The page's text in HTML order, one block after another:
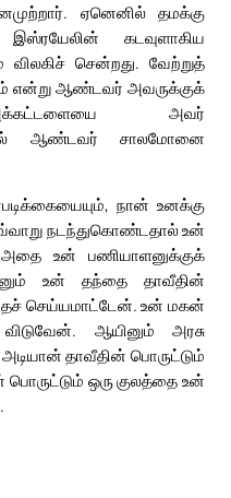
ஏனெனில் தமக்கு
இஸ்ரயேலின் கடவுளாகிய
சென்றது. வேற்றுத்
என்று ஆண்டவர் அவருக்குக்
அக்கட்டளையை அவர்
ஆண்டவர் சாலமோனை
நான் உனக்கு
நடந்துகொண்டதால் உன்
அதை உன் பணியாளனுக்குக்
உன் தந்தை தாவீதின்
செய்யமாட்டேன். உன் மகன்
ஆயினும் அரசு
அடியான் தாவீதின் பொருட்டும்
ஒரு குலத்தை உன்